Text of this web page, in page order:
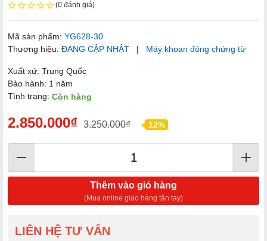
(0 đánh giá)
Mã sản phẩm: YG628-30
Thương hiệu: ĐANG CẬP NHẬT | Máy khoan đóng chứng từ
Xuất xứ: Trung Quốc
Bảo hành: 1 năm
Tình trạng: Còn hàng
2.850.000₫ 3.250.000₫ 12%
Thêm vào giỏ hàng
(Mua online giao hàng tận tay)
LIÊN HỆ TƯ VẤN